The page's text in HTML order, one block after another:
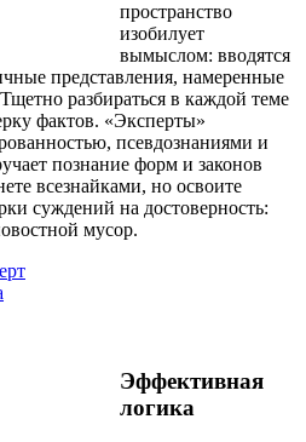
пространство
изобилует
вымыслом: вводятся
представления, намеренные
разбираться в каждой теме
фактов. «Эксперты»
псевдознаниями и
познание форм и законов
всезнайками, но освоите
суждений на достоверность:
мусор.
Эффективная
логика